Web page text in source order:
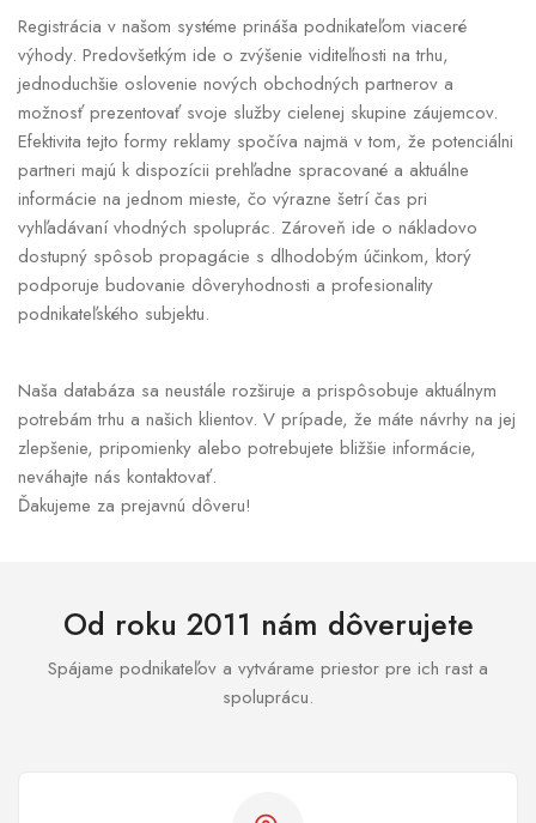
Registrácia v našom systéme prináša podnikateľom viaceré
výhody. Predovšetkým ide o zvýšenie viditeľnosti na trhu,
jednoduchšie oslovenie nových obchodných partnerov a
možnosť prezentovať svoje služby cielenej skupine záujemcov.
Efektivita tejto formy reklamy spočíva najmä v tom, že potenciálni
partneri majú k dispozícii prehľadne spracované a aktuálne
informácie na jednom mieste, čo výrazne šetrí čas pri
vyhľadávaní vhodných spoluprác. Zároveň ide o nákladovo
dostupný spôsob propagácie s dlhodobým účinkom, ktorý
podporuje budovanie dôveryhodnosti a profesionality
podnikateľského subjektu.
Naša databáza sa neustále rozširuje a prispôsobuje aktuálnym
potrebám trhu a našich klientov. V prípade, že máte návrhy na jej
zlepšenie, pripomienky alebo potrebujete bližšie informácie,
neváhajte nás kontaktovať.
Ďakujeme za prejavnú dôveru!
Od roku 2011 nám dôverujete
Spájame podnikateľov a vytvárame priestor pre ich rast a
spoluprácu.